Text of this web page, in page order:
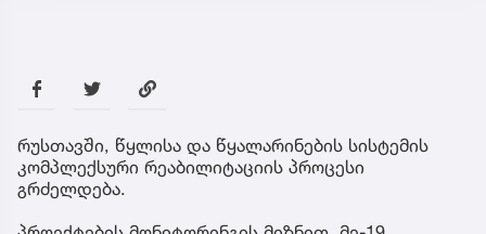
რუსთავში, წყლისა და წყალარინების სისტემის
კომპლექსური რეაბილიტაციის პროცესი
გრძელდება.